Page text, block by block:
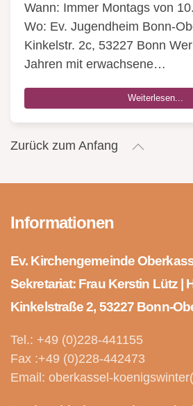
Wann: Immer Montags von
Wo: Ev. Jugendheim Bonn-
Kinkelstr. 2c, 53227 Bonn
Jahren mit erwachsene…
Weiterlesen...
Zurück zum Anfang
Informationen
Ev. Kirchengemeinde
Sekretariat: Frau Kerstin Lütz |
Kinkelstraße 2, 53227 Bonn-
Tel.: +49 (0)228-441155
Fax :+49 (0)228-442473
Email: oberkassel-